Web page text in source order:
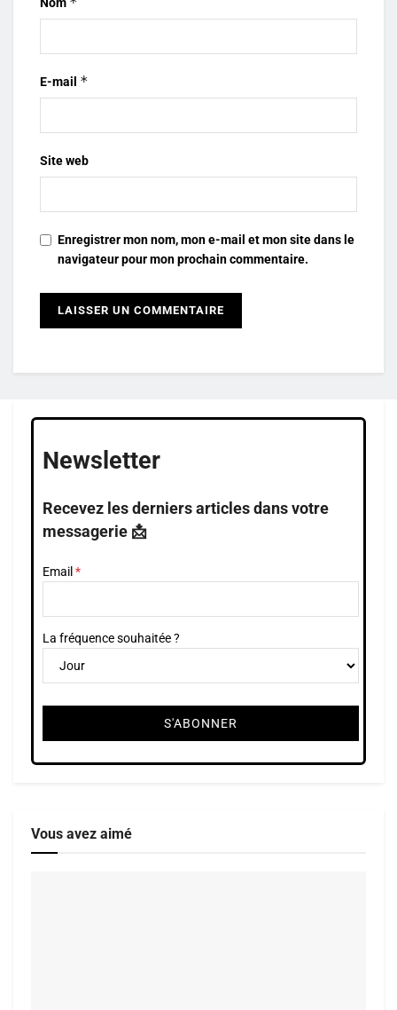
E-mail *
Site web
Enregistrer mon nom, mon e-mail et mon site dans le
navigateur pour mon prochain commentaire.
Newsletter
Recevez les derniers articles dans votre
messagerie 📩
Email
La fréquence souhaitée ?
Vous avez aimé